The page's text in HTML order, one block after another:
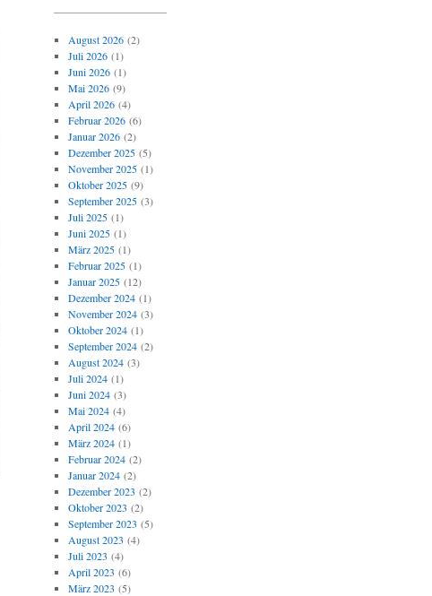
August 2026(2)
Juli 2026(1)
Juni 2026(1)
Mai 2026(9)
April 2026(4)
Februar 2026(6)
Januar 2026(2)
Dezember 2025(5)
November 2025(1)
Oktober 2025(9)
September 2025(3)
Juli 2025(1)
Juni 2025(1)
März 2025(1)
Februar 2025(1)
Januar 2025(12)
Dezember 2024(1)
November 2024(3)
Oktober 2024(1)
September 2024(2)
August 2024(3)
Juli 2024(1)
Juni 2024(3)
Mai 2024(4)
April 2024(6)
März 2024(1)
Februar 2024(2)
Januar 2024(2)
Dezember 2023 (2)
Oktober 2023 (2)
September 2023 (5)
August 2023 (4)
Juli 2023 (4)
April 2023 (6)
März 2023 (5)